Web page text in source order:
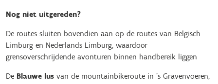
Nog niet uitgereden?
De routes sluiten bovendien aan op de routes van Belgisch
Limburg en Nederlands Limburg, waardoor
grensoverschrijdende avonturen binnen handbereik liggen
De Blauwe lus van de mountainbikeroute in 's Gravenvoeren,